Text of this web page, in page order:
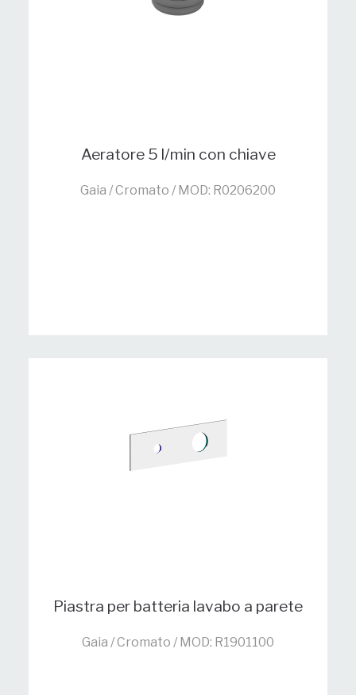
Aeratore 5 l/min con chiave
Gaia / Cromato / MOD: R0206200
Piastra per batteria lavabo a parete
Gaia / Cromato / MOD: R1901100